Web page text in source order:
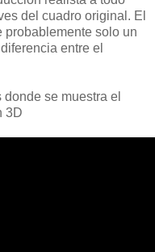
del cuadro original. El
probablemente solo un
entre el
se muestra el
3D